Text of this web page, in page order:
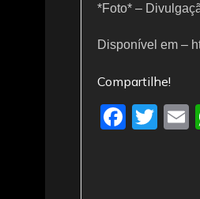
*Foto* –
Disponível em –
Compartilhe!
F
T